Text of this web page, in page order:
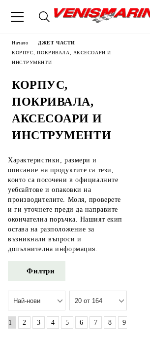
Начало
ДЖЕТ ЧАСТИ
КОРПУС, ПОКРИВАЛА, АКСЕСОАРИ И
ИНСТРУМЕНТИ
КОРПУС,
ПОКРИВАЛА,
АКСЕСОАРИ И
ИНСТРУМЕНТИ
Характеристики, размери и
описание на продуктите са тези,
които са посочени в официалните
уебсайтове и опаковки на
производителите. Моля, проверете
и ги уточнете преди да направите
окончателна поръчка. Нашият екип
остава на разположение за
възникнали въпроси и
допълнителна информация.
Филтри
1 2 3 4 5 6 7 8 9